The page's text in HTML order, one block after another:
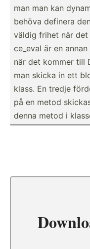
man man kan
behöva definera
väldig frihet när
ce_eval är en
när det kommer till
man skicka in ett
klass. En tredje
på en metod
denna metod i